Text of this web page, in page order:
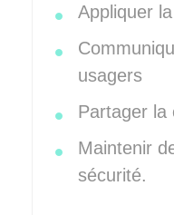
Appliquer
usagers
Partager la
Maintenir
sécurité.